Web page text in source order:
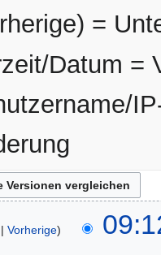
=
Datum =
Vorherige